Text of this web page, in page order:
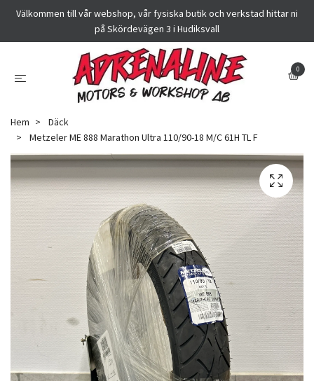
Välkommen till vår webshop, vår fysiska butik och verkstad hittar ni
på Skördevägen 3 i Hudiksvall
0
Hem
Däck
Metzeler ME 888 Marathon Ultra 110/90-18 M/C 61H TL F